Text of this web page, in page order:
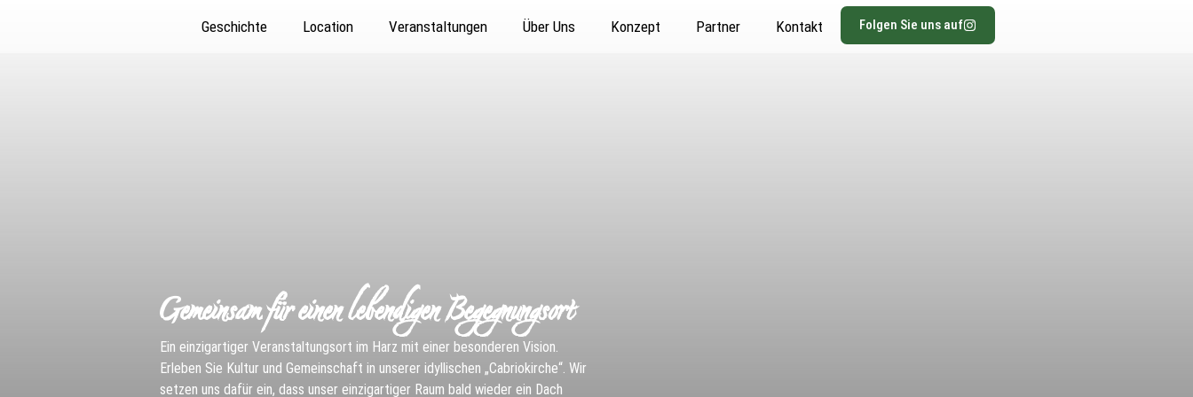
Geschichte Location Veranstaltungen Über Uns Konzept Partner Kontakt Folgen Sie uns auf
Gemeinsam für einen lebendigen Begegnungsort
Ein einzigartiger Veranstaltungsort im Harz mit einer besonderen Vision.
Erleben Sie Kultur und Gemeinschaft in unserer idyllischen „Cabriokirche“. Wir
setzen uns dafür ein, dass unser einzigartiger Raum bald wieder ein Dach